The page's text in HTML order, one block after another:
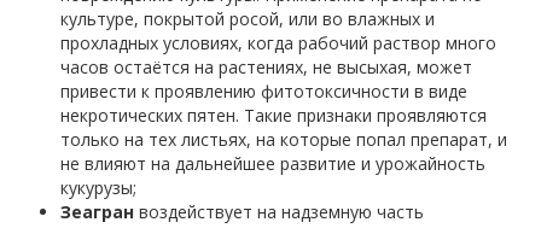
культуре, покрытой росой, или во влажных и
прохладных условиях, когда рабочий раствор много
часов остаётся на растениях, не высыхая, может
привести к проявлению фитотоксичности в виде
некротических пятен. Такие признаки проявляются
только на тех листьях, на которые попал препарат, и
не влияют на дальнейшее развитие и урожайность
кукурузы;
Зеагран воздействует на надземную часть